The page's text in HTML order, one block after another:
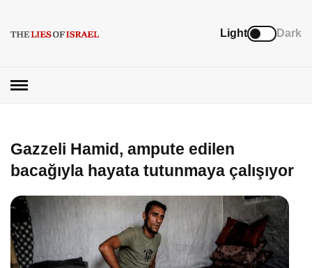
Light Dark
Gazzeli Hamid, ampute edilen
bacağıyla hayata tutunmaya çalışıyor